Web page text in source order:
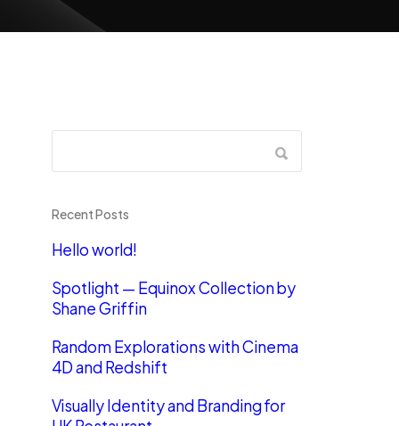
Recent Posts
Hello world!
Spotlight — Equinox Collection by
Shane Griffin
Random Explorations with Cinema
4D and Redshift
Visually Identity and Branding for